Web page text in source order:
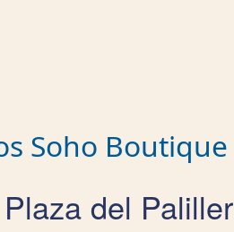
Soho
del